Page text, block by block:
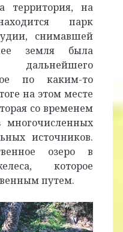
территория, на
парк
снимавшей
земля была
по каким-то
на этом месте
со временем
многочисленных
источников.
озеро в
которое
путем.